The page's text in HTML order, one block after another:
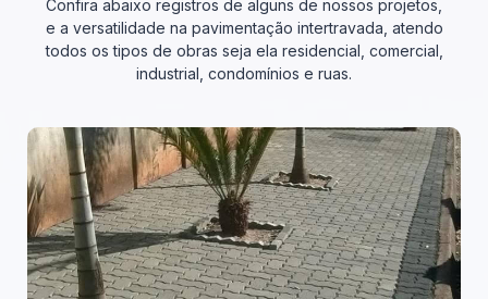
Confira abaixo registros de alguns de nossos projetos,
e a versatilidade na pavimentação intertravada, atendo
todos os tipos de obras seja ela residencial, comercial,
industrial, condomínios e ruas.